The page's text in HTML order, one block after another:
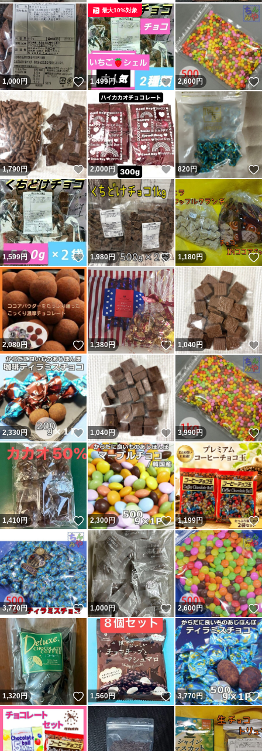
1,000円 いいね！
1,499円 いいね！
最大10%対象
2,600円
1,790円 いいね！
2,000円 いいね！
820円
1,599円 いいね！
1,980円 いいね！
1,180円
2,080円 いいね！
1,380円 いいね！
1,040円
2,330円 いいね！
1,040円 いいね！
3,990円
1,410円 いいね！
2,300円 いいね！
1,199円
3,770円 いいね！
1,000円 いいね！
2,600円
1,320円 いいね！
1,560円 いいね！
3,770円